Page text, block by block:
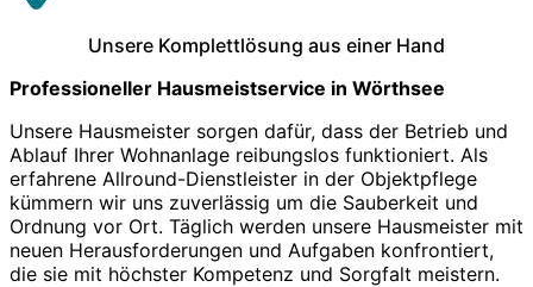
Unsere Komplettlösung aus einer Hand
Professioneller Hausmeistservice in Wörthsee
Unsere Hausmeister sorgen dafür, dass der Betrieb und
Ablauf Ihrer Wohnanlage reibungslos funktioniert. Als
erfahrene Allround-Dienstleister in der Objektpflege
kümmern wir uns zuverlässig um die Sauberkeit und
Ordnung vor Ort. Täglich werden unsere Hausmeister mit
neuen Herausforderungen und Aufgaben konfrontiert,
die sie mit höchster Kompetenz und Sorgfalt meistern.